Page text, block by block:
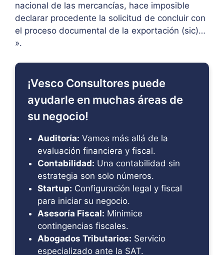
nacional de las mercancías, hace imposible
declarar procedente la solicitud de concluir con
el proceso documental de la exportación (sic)…
».
¡Vesco Consultores puede
ayudarle en muchas áreas de
su negocio!
Auditoría: Vamos más allá de la
evaluación financiera y fiscal.
Contabilidad: Una contabilidad sin
estrategia son solo números.
Startup: Configuración legal y fiscal
para iniciar su negocio.
Asesoría Fiscal: Minimice
contingencias fiscales.
Abogados Tributarios: Servicio
especializado ante la SAT.